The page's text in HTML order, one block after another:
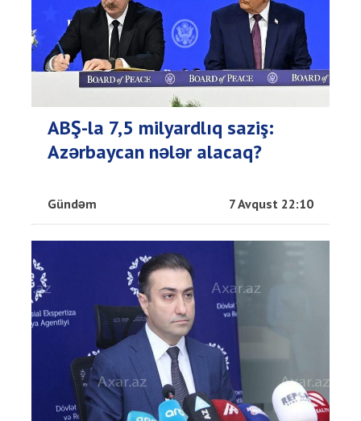
ABŞ-la 7,5 milyardlıq saziş:
Azərbaycan nələr alacaq?
Gündəm 7 Avqust 22:10